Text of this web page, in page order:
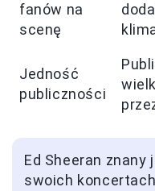
fanów na
scenę
Jedność
publiczności
Ed Sheeran
swoich